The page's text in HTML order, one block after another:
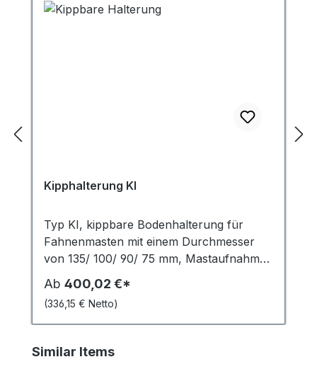
Kipphalterung KI
Typ KI, kippbare Bodenhalterung für
Fahnenmasten mit einem Durchmesser
von 135/ 100/ 90/ 75 mm, Mastaufnahme
innen Bodenhalterung mit Kippfunktion
Einfaches und komfortables Aufrichten
und Legen des Fahnenmastes Erhöhte
statische Belastbarkeit durch
innenliegende Stahlrohrverstärkung
Präzise Justierung des Mastes durch
Ab 400,02 €*
(336,15 € Netto)
Produktgalerie überspringen
Similar Items